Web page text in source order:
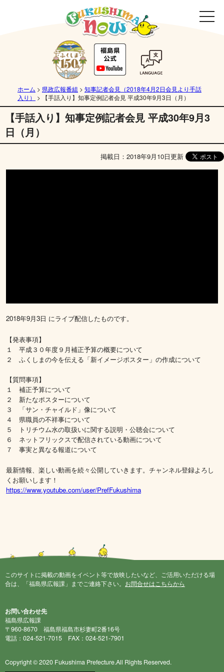
ホーム > 県政広報番組 > 知事記者会見（2018年4月2日会見より手話
入り）
> 【手話入り】知事定例記者会見 平成30年9月3日（月）
【手話入り】知事定例記者会見 平成30年9月3
日（月）
掲載日：2018年9月10日更新
2018年9月3日 にライブ配信したものです。
【発表事項】
１ 平成３０年度９月補正予算の概要について
２ ふくしまの今を伝える「新イメージポスター」の作成について
【質問事項】
１ 補正予算について
２ 新たなポスターについて
３ 「サン・チャイルド」像について
４ 県職員の不祥事について
５ トリチウム水の取扱いに関する説明・公聴会について
６ ネットフリックスで配信されている動画について
７ 事実と異なる報道について
最新情報、楽しい動画を続々公開していきます。チャンネル登録よろし
くお願いします！
https://www.youtube.com/user/PrefFukushima
このサイトに掲載の動画をイベント等で放映したいなど、ご活用いただける場
合は、「福島県広報課」までご連絡下さい。 お問合せはこちらから
お問い合わせ先
福島県広報課
〒960-8670 福島県福島市杉妻町2番16号
電話：024-521-7015 FAX：024-521-7901
Copyright © 2020 Fukushima Prefecture.All Rights Reserved.